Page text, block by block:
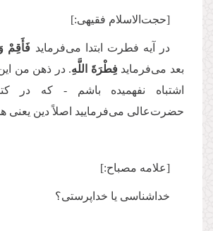
[حجت‌الاسلام فقیهی:]
در آیه فطرت ابتدا می‌فرماید فَأَقِمْ
بعد می‌فرمایدفِطْرَةَ اللَّهِ. در ذهن من
اشتباه نفهمیده باشم - که در
حضرت‌عالی می‌فرمایید اصلاً دین یعنی
[علامه مصباح:]
خداشناسی یا خداپرستی؟